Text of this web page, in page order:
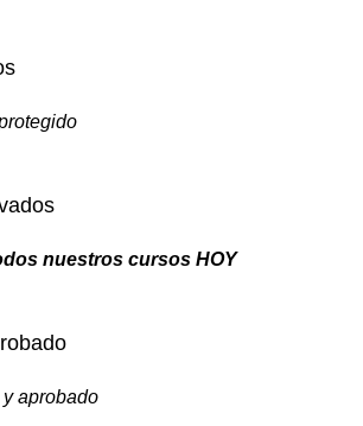
nuestros cursos HOY
aprobado